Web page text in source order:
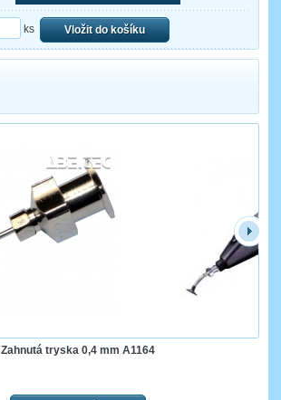
ks Vložit do košíku
Zahnutá tryska 0,4 mm A1164